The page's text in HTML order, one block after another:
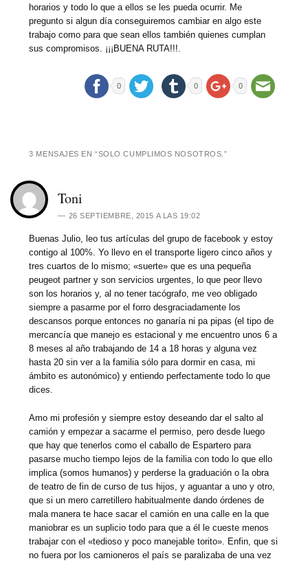
horarios y todo lo que a ellos se les pueda ocurrir. Me
pregunto si algun día conseguiremos cambiar en algo este
trabajo como para que sean ellos también quienes cumplan
sus compromisos. ¡¡¡BUENA RUTA!!!.
0 0 0
3 MENSAJES EN “SOLO CUMPLIMOS NOSOTROS. ”
Toni
26 SEPTIEMBRE, 2015 A LAS 19:02
Buenas Julio, leo tus artículas del grupo de facebook y estoy
contigo al 100%. Yo llevo en el transporte ligero cinco años y
tres cuartos de lo mismo; «suerte» que es una pequeña
peugeot partner y son servicios urgentes, lo que peor llevo
son los horarios y, al no tener tacógrafo, me veo obligado
siempre a pasarme por el forro desgraciadamente los
descansos porque entonces no ganaría ni pa pipas (el tipo de
mercancía que manejo es estacional y me encuentro unos 6 a
8 meses al año trabajando de 14 a 18 horas y alguna vez
hasta 20 sin ver a la familia sólo para dormir en casa, mi
ámbito es autonómico) y entiendo perfectamente todo lo que
dices.
Amo mi profesión y siempre estoy deseando dar el salto al
camión y empezar a sacarme el permiso, pero desde luego
que hay que tenerlos como el caballo de Espartero para
pasarse mucho tiempo lejos de la familia con todo lo que ello
implica (somos humanos) y perderse la graduación o la obra
de teatro de fin de curso de tus hijos, y aguantar a uno y otro,
que si un mero carretillero habitualmente dando órdenes de
mala manera te hace sacar el camión en una calle en la que
maniobrar es un suplicio todo para que a él le cueste menos
trabajar con el «tedioso y poco manejable torito». Enfin, que si
no fuera por los camioneros el país se paralizaba de una vez